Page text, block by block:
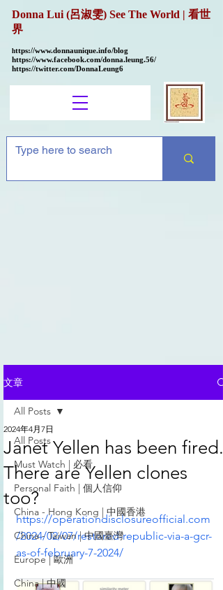
Donna Lui (呂淑雯) See The World | 看世
界
https://www.donnaunique.info/blog
https://www.facebook.com/donna.leung.56/
https://twitter.com/DonnaLeung6
文章
All Posts
Must Watch | 必看
Personal Faith | 個人信仰
China - Hong Kong | 中國香港
China - Taiwan | 中國臺灣
Europe | 歐洲
China | 中國
All Posts
Janet Yellen has been fired.
There are Yellen clones
too?
2024年4月7日
https://operationdisclosureofficial.com
/2024/02/07/restored-republic-via-a-gcr-
as-of-february-7-2024/